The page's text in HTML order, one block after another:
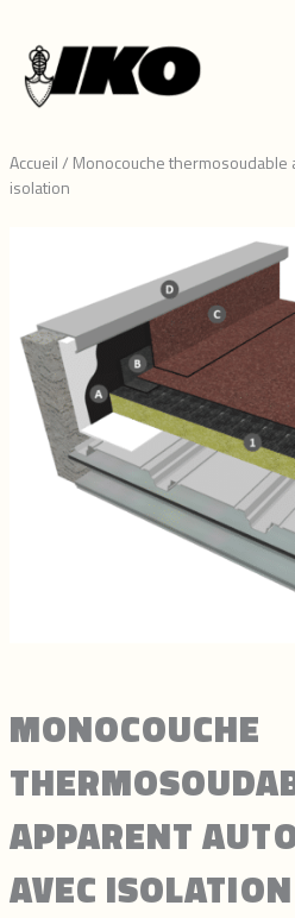
contenu
Accueil/ Monocouche
isolation
MONOCOUCHE
APPARENT
AVEC ISOLATION